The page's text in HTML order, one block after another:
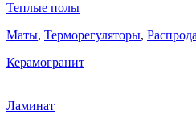
Теплые полы
Маты, Терморегуляторы,
Керамогранит
Ламинат